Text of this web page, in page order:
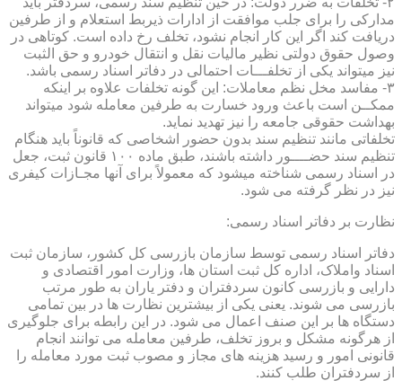
مدارکی را برای جلب موافقت از ادارات ذیربط استعلام و از طرفین
دریافت کند اگر این کار انجام نشود، تخلف رخ داده است. کوتاهی در
وصول حقوق دولتی نظیر مالیات نقل و انتقال خودرو و حق الثبت
نیز میتواند یکی از تخلفـــات احتمالی در دفاتر اسناد رسمی باشد.
۳- مفاسد مخل نظم معاملات: این گونه تخلفات علاوه بر اینکه
ممکــن است باعث ورود خسارت به طرفین معامله شود میتواند
بهداشت حقوقی جامعه را نیز تهدید نماید.
تخلفاتی مانند تنظیم سند بدون حضور اشخاصی که قانوناً باید هنگام
تنظیم سند حضــــور داشته باشند، طبق ماده ۱۰۰ قانون ثبت، جعل
در اسناد رسمی شناخته میشود که معمولاً برای آنها مجـازات کیفری
نیز در نظر گرفته می شود.
نظارت بر دفاتر اسناد رسمی:
دفاتر اسناد رسمی توسط سازمان بازرسی کل کشور، سازمان ثبت
اسناد واملاک، اداره کل ثبت استان ها، وزارت امور اقتصادی و
دارایی و بازرسی کانون سردفتران و دفتر یاران به طور مرتب
بازرسی می شوند. یعنی یکی از بیشترین نظارت ها در بین تمامی
دستگاه ها بر این صنف اعمال می شود. در این رابطه برای جلوگیری
از هرگونه مشکل و بروز تخلف، طرفین معامله می توانند انجام
قانونی امور و رسید هزینه های مجاز و مصوب ثبت مورد معامله را
از سردفتران طلب کنند.